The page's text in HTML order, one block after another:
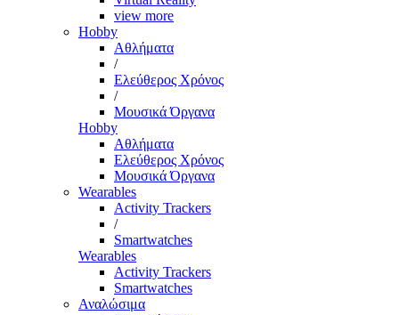
view more
Hobby
Αθλήματα
/
Ελεύθερος Χρόνος
/
Μουσικά Όργανα
Hobby
Αθλήματα
Ελεύθερος Χρόνος
Μουσικά Όργανα
Wearables
Activity Trackers
/
Smartwatches
Wearables
Activity Trackers
Smartwatches
Αναλώσιμα